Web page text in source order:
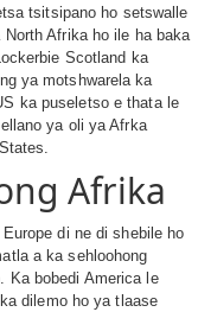
tsitsipano ho setswalle
Afrika ho ile ha baka
Scotland ka
ya motshwarela ka
ka puseletso e thata le
ya oli ya Afrka
Afrika
di ne di shebile ho
a ka sehloohong
Ka bobedi America le
dilemo ho ya tlaase